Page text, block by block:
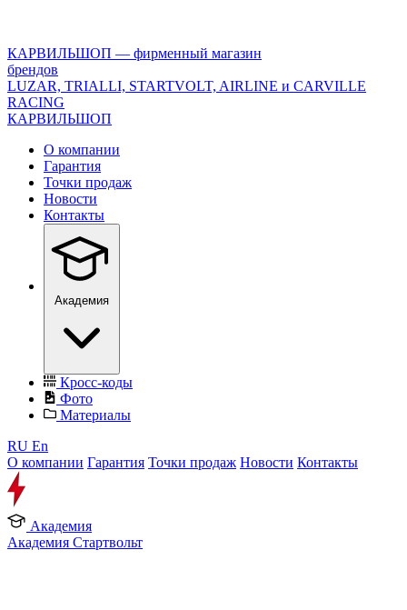
version="1.0"
encoding="utf-
8"?
>
КАРВИЛЬШОП — фирменный магазин
брендов
LUZAR, TRIALLI, STARTVOLT, AIRLINE и CARVILLE
RACING
КАРВИЛЬШОП
О компании
Гарантия
Точки продаж
Новости
Контакты
Академия
Кросс-коды
Фото
Материалы
RU En
О компании Гарантия Точки продаж Новости Контакты
Академия
Академия Стартвольт